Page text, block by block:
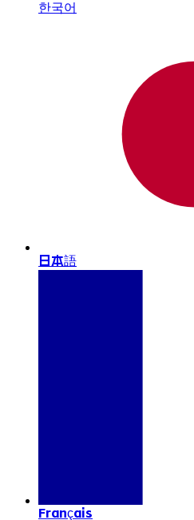
한국어
日本語
Français